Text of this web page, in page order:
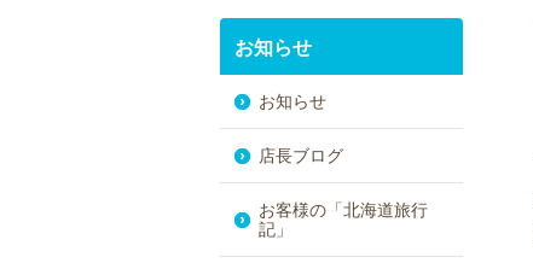
お知らせ
お知らせ
店長ブログ
お客様の「北海道旅行
記」